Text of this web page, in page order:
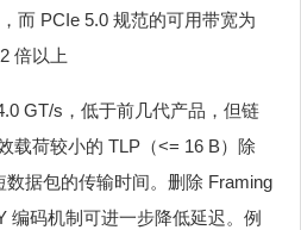
而 PCIe 5.0 规范的可用带宽为
倍以上
GT/s，低于前几代产品，但链
载荷较小的 TLP（<= 16 B）除
据包的传输时间。删除 Framing
编码机制可进一步降低延迟。例